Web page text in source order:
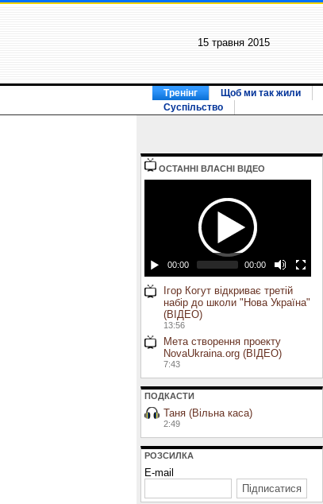
15 травня 2015
Тренінг Щоб ми так жили
Суспільство
ОСТАННI ВЛАСНI ВIДЕО
00:00 00:00
Ігор Когут відкриває третій
набір до школи "Нова Україна"
(ВІДЕО)
13:56
Мета створення проекту
NovaUkraina.org (ВІДЕО)
7:43
ПОДКАСТИ
Таня (Вільна каса)
2:49
РОЗСИЛКА
E-mail